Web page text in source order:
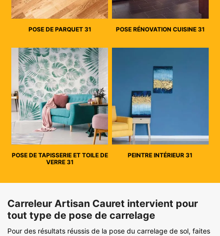
POSE DE PARQUET 31 POSE RÉNOVATION CUISINE 31
POSE DE TAPISSERIE ET TOILE DE
VERRE 31
PEINTRE INTÉRIEUR 31
Carreleur Artisan Cauret intervient pour
tout type de pose de carrelage
Pour des résultats réussis de la pose du carrelage de sol, faites